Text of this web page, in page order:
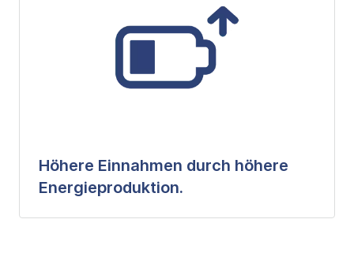
Höhere Einnahmen durch höhere
Energieproduktion.